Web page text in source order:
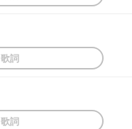
歌詞
歌詞